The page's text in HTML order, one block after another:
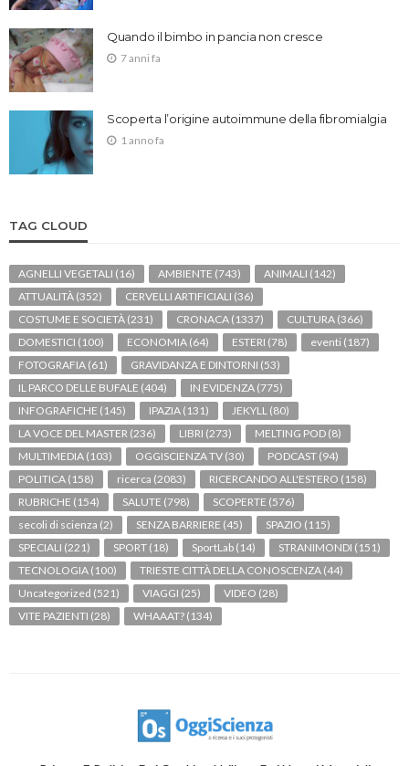
Quando il bimbo in pancia non cresce
7 anni fa
Scoperta l’origine autoimmune della fibromialgia
1 anno fa
TAG CLOUD
AGNELLI VEGETALI (16) AMBIENTE (743) ANIMALI (142)
ATTUALITÀ (352) CERVELLI ARTIFICIALI (36)
COSTUME E SOCIETÀ (231) CRONACA (1337) CULTURA (366)
DOMESTICI (100) ECONOMIA (64) ESTERI (78) eventi (187)
FOTOGRAFIA (61) GRAVIDANZA E DINTORNI (53)
IL PARCO DELLE BUFALE (404) IN EVIDENZA (775)
INFOGRAFICHE (145) IPAZIA (131) JEKYLL (80)
LA VOCE DEL MASTER (236) LIBRI (273) MELTING POD (8)
MULTIMEDIA (103) OGGISCIENZA TV (30) PODCAST (94)
POLITICA (158) ricerca (2083) RICERCANDO ALL'ESTERO (158)
RUBRICHE (154) SALUTE (798) SCOPERTE (576)
secoli di scienza (2) SENZA BARRIERE (45) SPAZIO (115)
SPECIALI (221) SPORT (18) SportLab (14) STRANIMONDI (151)
TECNOLOGIA (100) TRIESTE CITTÀ DELLA CONOSCENZA (44)
Uncategorized (521) VIAGGI (25) VIDEO (28)
VITE PAZIENTI (28) WHAAAT? (134)